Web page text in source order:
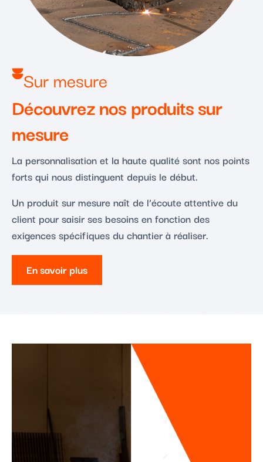
Sur mesure
Découvrez nos produits sur
mesure
La personnalisation et la haute qualité sont nos points
forts qui nous distinguent depuis le début.
Un produit sur mesure naît de l’écoute attentive du
client pour saisir ses besoins en fonction des
exigences spécifiques du chantier à réaliser.
En savoir plus